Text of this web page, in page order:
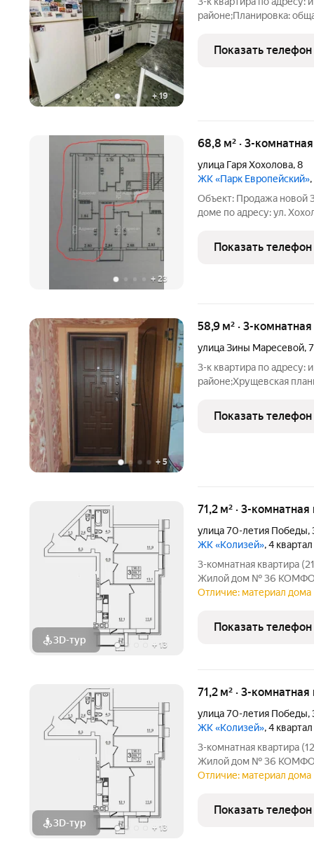
+19
районе;Планировка:
хорошем состоянии.
полу ламинат.
Показать телефон
+ 23
68,8 м² · 3-
улица Гаря Хохолова,8
ЖК «Парк Европейский»
Объект: Продажа новой
доме по адресу: ул.
современный дом, сданный в 2025
в новой части района
Показать телефон
+ 5
58,9 м² · 3-
улица Зины Маресевой,7
3-к квартира по адресу:
районе;Хрущевская
состоянии.
Показать телефон
3D-тур + 13
71,2 м² · 3-
улица 70-летия Победы,
ЖК «Колизей», 4
3-комнатная квартира
Жилой дом № 36
ремонтом, также вы
Отличие: материал дома
Показать телефон
3D-тур + 13
71,2 м² · 3-
улица 70-летия Победы,
ЖК «Колизей», 4
3-комнатная квартира
Жилой дом № 36
ремонтом, также вы
Отличие: материал дома
Показать телефон